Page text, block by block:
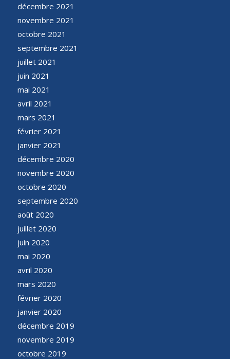
décembre 2021
novembre 2021
octobre 2021
septembre 2021
juillet 2021
juin 2021
mai 2021
avril 2021
mars 2021
février 2021
janvier 2021
décembre 2020
novembre 2020
octobre 2020
septembre 2020
août 2020
juillet 2020
juin 2020
mai 2020
avril 2020
mars 2020
février 2020
janvier 2020
décembre 2019
novembre 2019
octobre 2019